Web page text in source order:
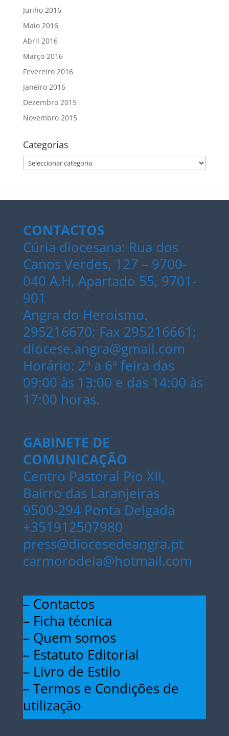
Junho 2016
Maio 2016
Abril 2016
Março 2016
Fevereiro 2016
Janeiro 2016
Dezembro 2015
Novembro 2015
Categorias
Categorias
CONTACTOS
Cúria diocesana: Rua dos
Canos Verdes, 127 – 9700-
040 A.H, Apartado 55, 9701-
901
Angra do Heroísmo.
295216670; Fax 295216661;
diocese.angra@gmail.com
Horário: 2ª a 6ª feira das
09:00 às 13:00 e das 14:00 às
17:00 horas.
GABINETE DE
COMUNICAÇÃO
Centro Pastoral Pio XII,
Bairro das Laranjeiras
9500-294 Ponta Delgada
+351912507980
press@diocesedeangra.pt
carmorodeia@hotmail.com
– Contactos
– Ficha técnica
– Quem somos
– Estatuto Editorial
– Livro de Estilo
– Termos e Condições de
utilização